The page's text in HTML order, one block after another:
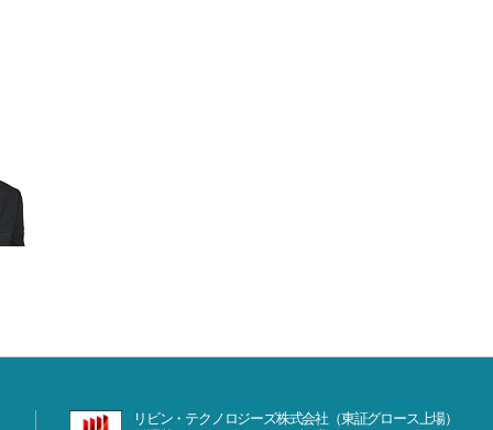
リビン・テクノロジーズ株式会社（東証グロース上場）